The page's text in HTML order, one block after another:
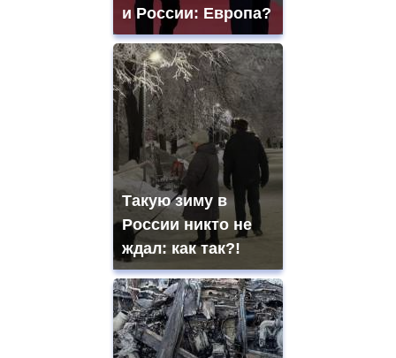
и России: Европа?
Такую зиму в
России никто не
ждал: как так?!